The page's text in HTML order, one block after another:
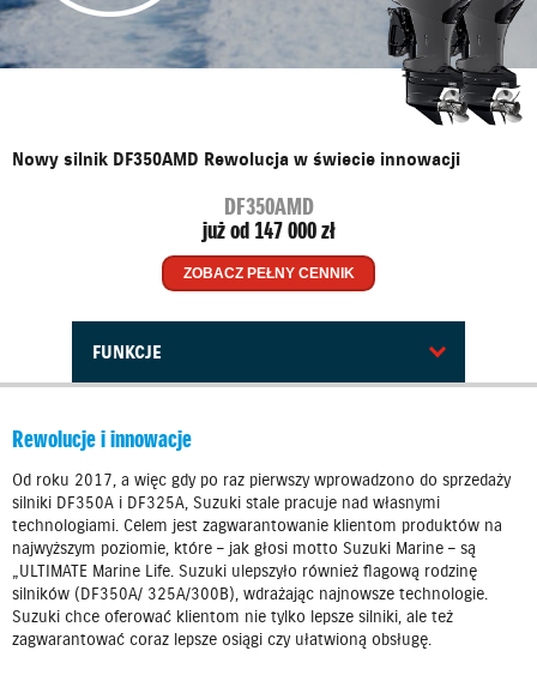
Nowy silnik DF350AMD Rewolucja w świecie innowacji
DF350AMD
już od 147 000 zł
ZOBACZ PEŁNY CENNIK
FUNKCJE
Rewolucje i innowacje
Od roku 2017, a więc gdy po raz pierwszy wprowadzono do sprzedaży
silniki DF350A i DF325A, Suzuki stale pracuje nad własnymi
technologiami. Celem jest zagwarantowanie klientom produktów na
najwyższym poziomie, które – jak głosi motto Suzuki Marine – są
„ULTIMATE Marine Life. Suzuki ulepszyło również flagową rodzinę
silników (DF350A/ 325A/300B), wdrażając najnowsze technologie.
Suzuki chce oferować klientom nie tylko lepsze silniki, ale też
zagwarantować coraz lepsze osiągi czy ułatwioną obsługę.